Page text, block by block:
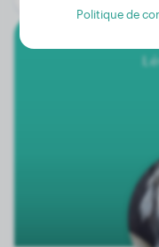
Politique de